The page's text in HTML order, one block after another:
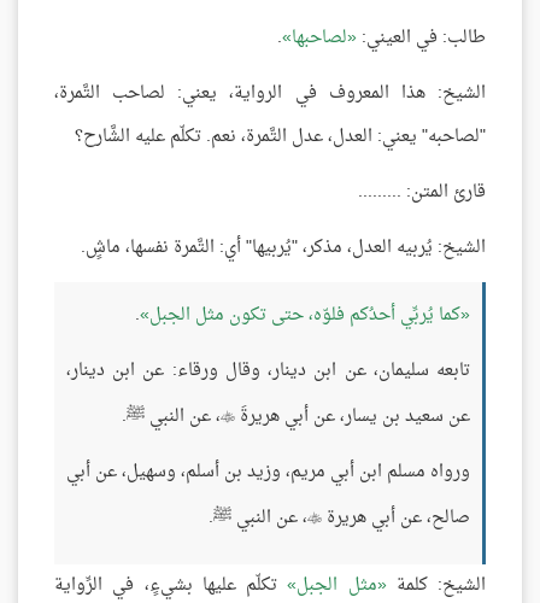
طالب: في العيني: لصاحبها .
الشيخ: هذا المعروف في الرواية، يعني: لصاحب التَّمرة،
"لصاحبه" يعني: العدل، عدل التَّمرة، نعم. تكلّم عليه الشَّارح؟
قارئ المتن: .........
الشيخ: يُربيه العدل، مذكر، "يُربيها" أي: التَّمرة نفسها، ماشٍ.
كما يُربِّي أحدُكم فلوّه، حتى تكون مثل الجبل .
تابعه سليمان، عن ابن دينار، وقال ورقاء: عن ابن دينار،
عن سعيد بن يسار، عن أبي هريرةَ ، عن النبي ﷺ.
ورواه مسلم ابن أبي مريم، وزيد بن أسلم، وسهيل، عن أبي
صالح، عن أبي هريرة ، عن النبي ﷺ.
الشيخ: كلمة مثل الجبل تكلّم عليها بشيءٍ، في الرِّواية